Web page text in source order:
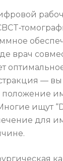
врач
—
ищут
для